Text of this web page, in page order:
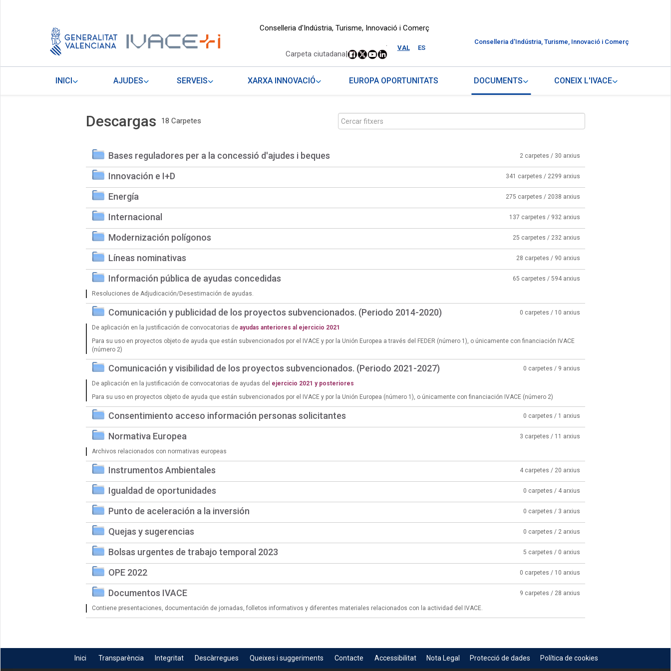
Conselleria d'Indústria, Turisme, Innovació i Comerç
VAL ES
.
Carpeta ciutadana|
Conselleria d'Indústria, Turisme, Innovació i Comerç
INICI AJUDES SERVEIS XARXA INNOVACIÓ EUROPA OPORTUNITATS DOCUMENTS CONEIX L'IVACE
Descargas 18 Carpetes
Bases reguladores per a la concessió d'ajudes i beques 2 carpetes / 30 arxius
Innovación e I+D 341 carpetes / 2299 arxius
Energía 275 carpetes / 2038 arxius
Internacional 137 carpetes / 932 arxius
Modernización polígonos 25 carpetes / 232 arxius
Líneas nominativas 28 carpetes / 90 arxius
Información pública de ayudas concedidas 65 carpetes / 594 arxius
Resoluciones de Adjudicación/Desestimación de ayudas.
Comunicación y publicidad de los proyectos subvencionados. (Periodo 2014-2020) 0 carpetes / 10 arxius
De aplicación en la justificación de convocatorias de ayudas anteriores al ejercicio 2021
Para su uso en proyectos objeto de ayuda que están subvencionados por el IVACE y por la Unión Europea a través del FEDER (número 1), o únicamente con financiación IVACE
(número 2)
Comunicación y visibilidad de los proyectos subvencionados. (Periodo 2021-2027) 0 carpetes / 9 arxius
De aplicación en la justificación de convocatorias de ayudas del ejercicio 2021 y posteriores
Para su uso en proyectos objeto de ayuda que están subvencionados por el IVACE y por la Unión Europea (número 1), o únicamente con financiación IVACE (número 2)
Consentimiento acceso información personas solicitantes 0 carpetes / 1 arxius
Normativa Europea 3 carpetes / 11 arxius
Archivos relacionados con normativas europeas
Instrumentos Ambientales 4 carpetes / 20 arxius
Igualdad de oportunidades 0 carpetes / 4 arxius
Punto de aceleración a la inversión 0 carpetes / 3 arxius
Quejas y sugerencias 0 carpetes / 2 arxius
Bolsas urgentes de trabajo temporal 2023 5 carpetes / 0 arxius
OPE 2022 0 carpetes / 10 arxius
Documentos IVACE 9 carpetes / 28 arxius
Contiene presentaciones, documentación de jornadas, folletos informativos y diferentes materiales relacionados con la actividad del IVACE.
Inici Transparència Integritat Descàrregues Queixes i suggeriments Contacte Accessibilitat Nota Legal Protecció de dades Política de cookies